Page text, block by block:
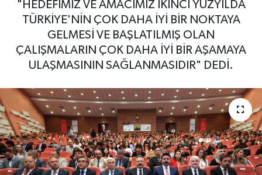
"HEDEFİMİZ VE AMACIMIZ İKİNCİ YÜZYILDA
TÜRKİYE'NİN ÇOK DAHA İYİ BİR NOKTAYA
GELMESİ VE BAŞLATILMIŞ OLAN
ÇALIŞMALARIN ÇOK DAHA İYİ BİR AŞAMAYA
ULAŞMASININ SAĞLANMASIDIR" DEDİ.